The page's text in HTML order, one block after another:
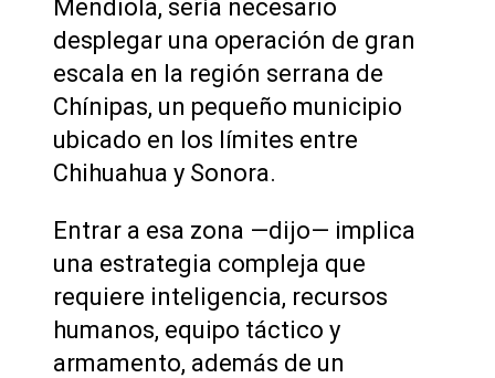
Mendiola, sería necesario
desplegar una operación de gran
escala en la región serrana de
Chínipas, un pequeño municipio
ubicado en los límites entre
Chihuahua y Sonora.
Entrar a esa zona —dijo— implica
una estrategia compleja que
requiere inteligencia, recursos
humanos, equipo táctico y
armamento, además de un